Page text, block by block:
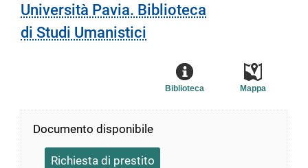
Università Pavia. Biblioteca
di Studi Umanistici
Mappa
Biblioteca
Documento disponibile
Richiesta di prestito